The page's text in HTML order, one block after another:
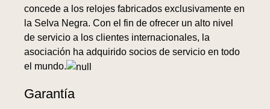
concede a los relojes fabricados exclusivamente en
la Selva Negra. Con el fin de ofrecer un alto nivel
de servicio a los clientes internacionales, la
asociación ha adquirido socios de servicio en todo
el mundo.
Garantía